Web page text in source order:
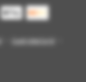
Cookiebeleid